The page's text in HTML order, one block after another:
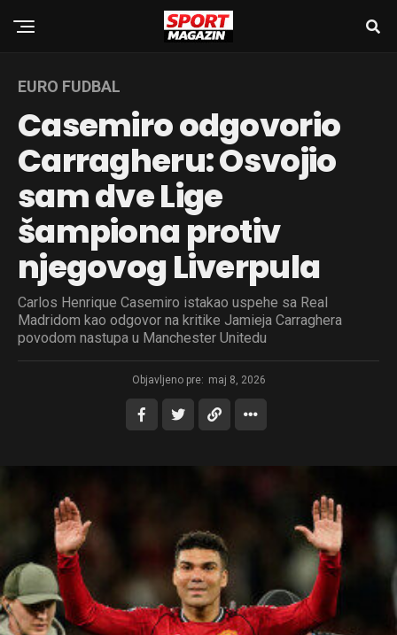
EURO FUDBAL
Casemiro odgovorio
Carragheru: Osvojio
sam dve Lige
šampiona protiv
njegovog Liverpula
Carlos Henrique Casemiro istakao uspehe sa Real
Madridom kao odgovor na kritike Jamieja Carraghera
povodom nastupa u Manchester Unitedu
Objavljeno pre: maj 8, 2026